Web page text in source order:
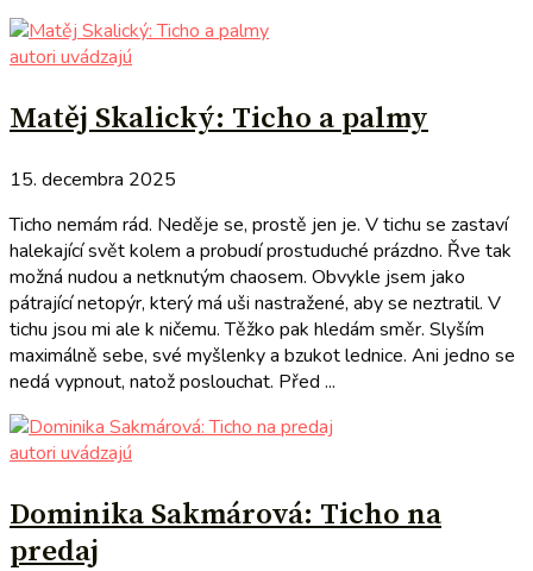
autori uvádzajú
Matěj Skalický: Ticho a palmy
15. decembra 2025
Ticho nemám rád. Neděje se, prostě jen je. V tichu se zastaví
halekající svět kolem a probudí prostuduché prázdno. Řve tak
možná nudou a netknutým chaosem. Obvykle jsem jako
pátrající netopýr, který má uši nastražené, aby se neztratil. V
tichu jsou mi ale k ničemu. Těžko pak hledám směr. Slyším
maximálně sebe, své myšlenky a bzukot lednice. Ani jedno se
nedá vypnout, natož poslouchat. Před ...
autori uvádzajú
Dominika Sakmárová: Ticho na
predaj